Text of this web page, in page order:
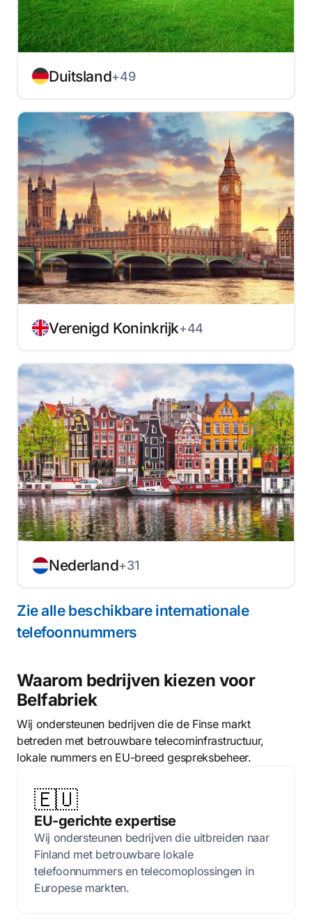
Duitsland+49
Verenigd Koninkrijk+44
Nederland+31
Zie alle beschikbare internationale
telefoonnummers
Waarom bedrijven kiezen voor
Belfabriek
Wij ondersteunen bedrijven die de Finse markt
betreden met betrouwbare telecominfrastructuur,
lokale nummers en EU-breed gespreksbeheer.
🇪🇺
EU-gerichte expertise
Wij ondersteunen bedrijven die uitbreiden naar
Finland met betrouwbare lokale
telefoonnummers en telecomoplossingen in
Europese markten.